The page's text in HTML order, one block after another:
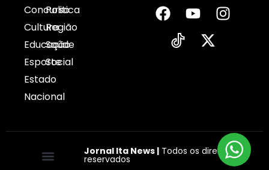
Concurso
Cultura
Educação
Esporte
Estado
Nacional
Politica
Região
Saúde
Social
Jornal Ita News |Todos os direitos
reservados